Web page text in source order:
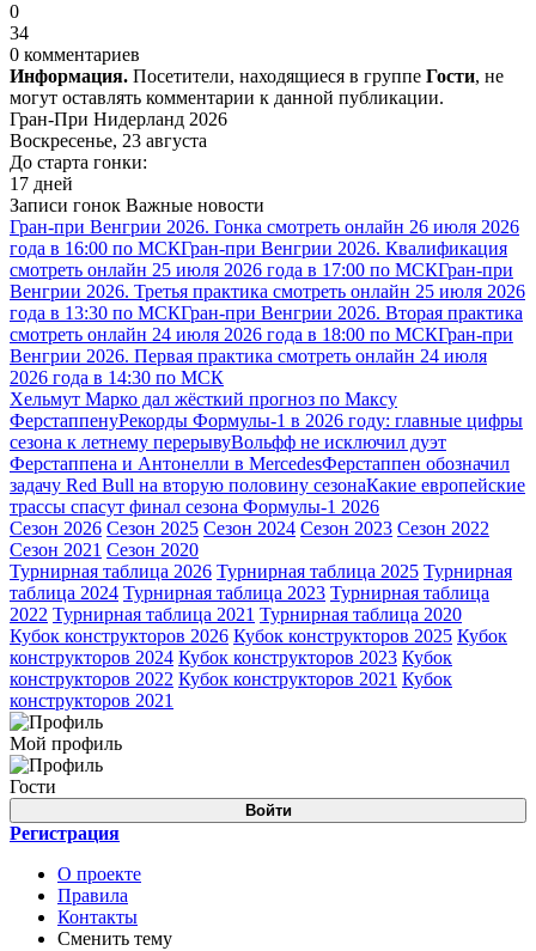
0
34
0 комментариев
Информация. Посетители, находящиеся в группе Гости, не
могут оставлять комментарии к данной публикации.
Гран-При Нидерланд 2026
Воскресенье, 23 августа
До старта гонки:
17 дней
Записи гонок Важные новости
Гран-при Венгрии 2026. Гонка смотреть онлайн 26 июля 2026
года в 16:00 по МСКГран-при Венгрии 2026. Квалификация
смотреть онлайн 25 июля 2026 года в 17:00 по МСКГран-при
Венгрии 2026. Третья практика смотреть онлайн 25 июля 2026
года в 13:30 по МСКГран-при Венгрии 2026. Вторая практика
смотреть онлайн 24 июля 2026 года в 18:00 по МСКГран-при
Венгрии 2026. Первая практика смотреть онлайн 24 июля
2026 года в 14:30 по МСК
Хельмут Марко дал жёсткий прогноз по Максу
ФерстаппенуРекорды Формулы-1 в 2026 году: главные цифры
сезона к летнему перерывуВольфф не исключил дуэт
Ферстаппена и Антонелли в MercedesФерстаппен обозначил
задачу Red Bull на вторую половину сезонаКакие европейские
трассы спасут финал сезона Формулы-1 2026
Сезон 2026 Сезон 2025 Сезон 2024 Сезон 2023 Сезон 2022
Сезон 2021 Сезон 2020
Турнирная таблица 2026 Турнирная таблица 2025 Турнирная
таблица 2024 Турнирная таблица 2023 Турнирная таблица
2022 Турнирная таблица 2021 Турнирная таблица 2020
Кубок конструкторов 2026 Кубок конструкторов 2025 Кубок
конструкторов 2024 Кубок конструкторов 2023 Кубок
конструкторов 2022 Кубок конструкторов 2021 Кубок
конструкторов 2021
Мой профиль
Гости
Войти
Регистрация
О проекте
Правила
Контакты
Сменить тему